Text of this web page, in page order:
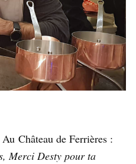
Château de Ferrières :
Merci Desty pour ta